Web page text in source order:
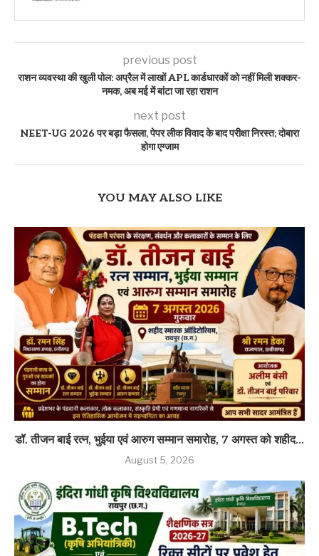
previous post
राशन व्यवस्था की खुली पोल: अप्रैल में लाखों APL कार्डधारकों को नहीं मिली शक्कर-
नमक, अब मई में बांटा जा रहा राशन
next post
NEET-UG 2026 पर बड़ा फैसला, पेपर लीक विवाद के बाद परीक्षा निरस्त; दोबारा
होगा एग्जाम
YOU MAY ALSO LIKE
डॉ. तीजन बाई रत्न, भुईया एवं आरुग सम्मान समारोह, 7 अगस्त को शहीद...
August 5, 2026